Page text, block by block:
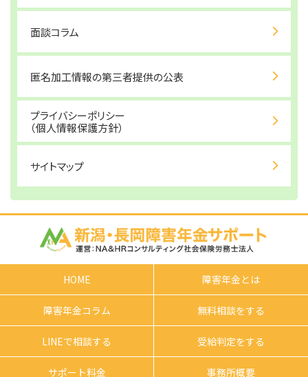
面談コラム
匿名加工情報の第三者提供の公表
プライバシーポリシー
（個人情報保護方針）
サイトマップ
HOME 障害年金とは
障害年金コラム 無料相談をする
LINEで相談する 受給判定をする
サポート料金 事務所概要